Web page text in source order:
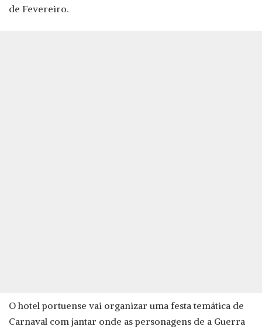
de Fevereiro.
O hotel portuense vai organizar uma festa temática de
Carnaval com jantar onde as personagens de a Guerra